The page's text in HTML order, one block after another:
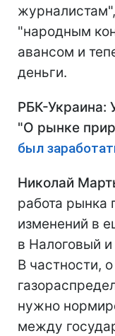
"народным
авансом и
деньги.
РБК-Украина:
"О рынке
был
Николай
работа рынка
изменений в
в Налоговый
В частности,
нужно
между